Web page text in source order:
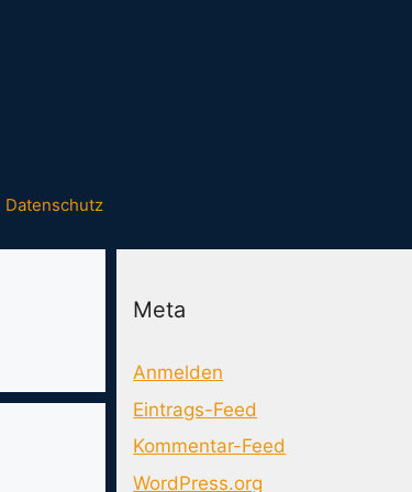
Datenschutz
Meta
Anmelden
Eintrags-Feed
Kommentar-Feed
WordPress.org